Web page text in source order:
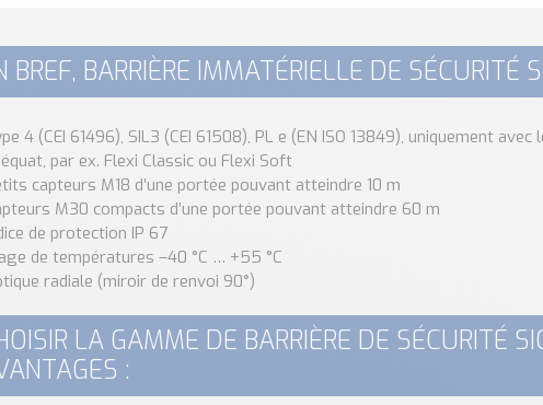
BREF, BARRIÈRE IMMATÉRIELLE DE SÉCURITÉ
4 (CEI 61496), SIL3 (CEI 61508), PL e (EN ISO 13849), uniquement avec
par ex. Flexi Classic ou Flexi Soft
capteurs M18 d’une portée pouvant atteindre 10 m
M30 compacts d’une portée pouvant atteindre 60 m
de protection IP 67
de températures –40 °C … +55 °C
radiale (miroir de renvoi 90°)
LA GAMME DE BARRIÈRE DE SÉCURITÉ
: